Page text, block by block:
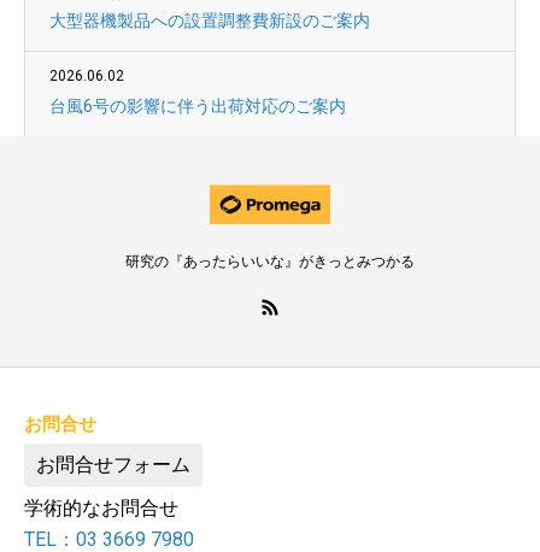
大型器機製品への設置調整費新設のご案内
2026.06.02
台風6号の影響に伴う出荷対応のご案内
研究の『あったらいいな』がきっとみつかる
お問合せ
お問合せフォーム
学術的なお問合せ
TEL：03 3669 7980